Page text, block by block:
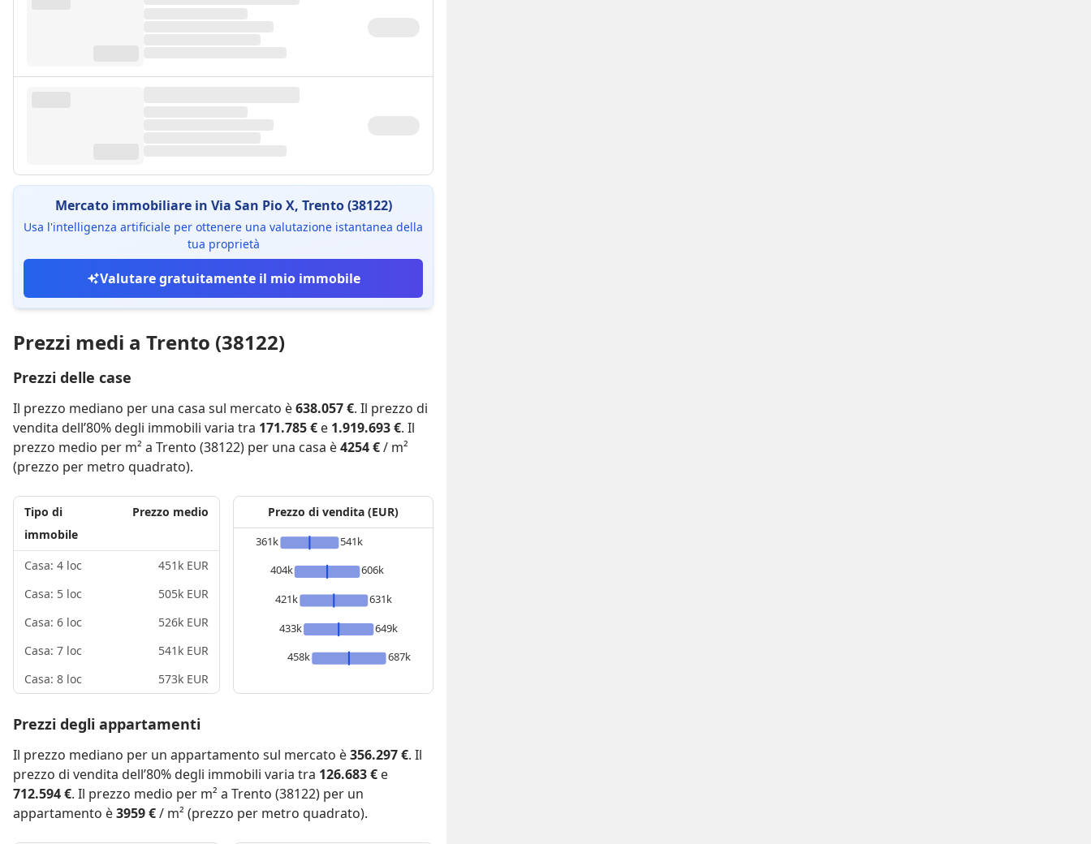
Mercato immobiliare in Via San Pio X, Trento (38122)
Usa l'intelligenza artificiale per ottenere una valutazione istantanea della
tua proprietà
Valutare gratuitamente il mio immobile
Prezzi medi a Trento (38122)
Prezzi delle case
Il prezzo mediano per una casa sul mercato è638.057 €. Il prezzo di
vendita dell’80% degli immobili varia tra 171.785 € e 1.919.693 €. Il
prezzo medio per m² a Trento (38122) per una casa è4254 €/ m²
(prezzo per metro quadrato).
Tipo di
immobile
Prezzo medio
Casa: 4 loc
451k EUR
Casa: 5 loc
505k EUR
Casa: 6 loc
526k EUR
Casa: 7 loc
541k EUR
Casa: 8 loc
573k EUR
Prezzo di vendita (EUR)
361k
541k
404k
606k
421k
631k
433k
649k
458k
687k
Prezzi degli appartamenti
Il prezzo mediano per un appartamento sul mercato è356.297 €. Il
prezzo di vendita dell’80% degli immobili varia tra 126.683 € e
712.594 €. Il prezzo medio per m² a Trento (38122) per un
appartamento è3959 €/ m² (prezzo per metro quadrato).